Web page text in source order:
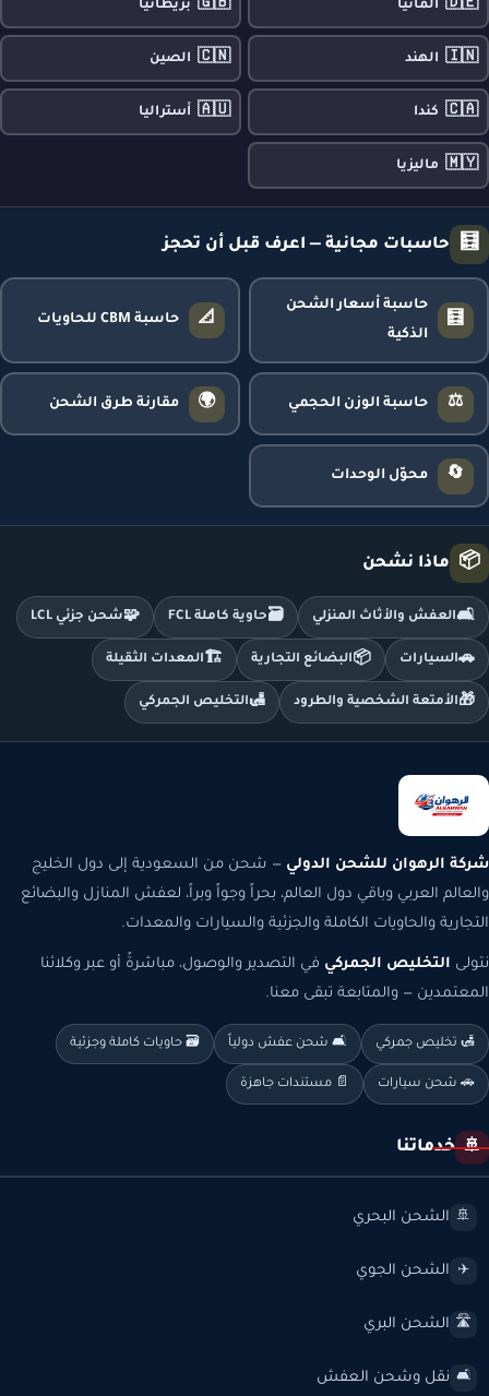
🇩🇪 ألمانيا 🇬🇧 بريطانيا
🇮🇳 الهند 🇨🇳 الصين
🇨🇦 كندا 🇦🇺 أستراليا
🇲🇾 ماليزيا
🧮 حاسبات مجانية — اعرف قبل أن تحجز
🧮
حاسبة أسعار الشحن
الذكية
📐 حاسبة CBM للحاويات
⚖️ حاسبة الوزن الحجمي 🌍 مقارنة طرق الشحن
🔄 محوّل الوحدات
📦 ماذا نشحن
🛋️العفش والأثاث المنزلي 🗃️حاوية كاملة FCL 🧩شحن جزئي LCL
🚗السيارات 📦البضائع التجارية 🏗️ المعدات الثقيلة
🎁الأمتعة الشخصية والطرود 🛃التخليص الجمركي
شركة الرهوان للشحن الدولي — شحن من السعودية إلى دول الخليج
والعالم العربي وباقي دول العالم، بحراً وجواً وبراً، لعفش المنازل والبضائع
التجارية والحاويات الكاملة والجزئية والسيارات والمعدات.
نتولى التخليص الجمركي في التصدير والوصول، مباشرةً أو عبر وكلائنا
المعتمدين — والمتابعة تبقى معنا.
🛃 تخليص جمركي 🛋️ شحن عفش دولياً 🗃️ حاويات كاملة وجزئية
🚗 شحن سيارات 📄 مستندات جاهزة
🚢 خدماتنا
🚢 الشحن البحري
✈️ الشحن الجوي
🛣️ الشحن البري
🛋️ نقل وشحن العفش